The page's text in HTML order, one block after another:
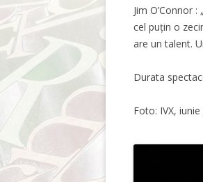
Jim O’Connor
cel puțin o
are un talent.
Durata
Foto: IVX, iunie